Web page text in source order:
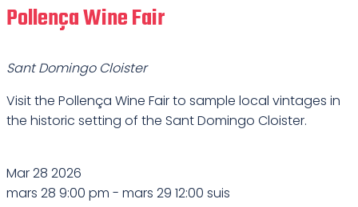
Pollença Wine Fair
Sant Domingo Cloister
Visit the Pollença Wine Fair to sample local vintages in
the historic setting of the Sant Domingo Cloister.
Mar28 2026
mars 28 9:00 pm - mars 29 12:00 suis